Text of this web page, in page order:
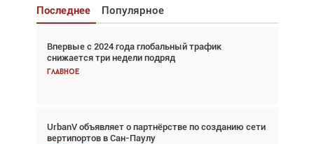
Последнее Популярное
Впервые с 2024 года глобальный трафик
снижается три недели подряд
Главное
UrbanV объявляет о партнёрстве по созданию сети
вертипортов в Сан-Паулу
Взгляд с высоты: тандем вертолётов и БПЛА в
спасательных операциях
Главное
Авиационный фотограф Дэйв Кох: «Фотография
говорит сама за себя... а ИИ всё портит»